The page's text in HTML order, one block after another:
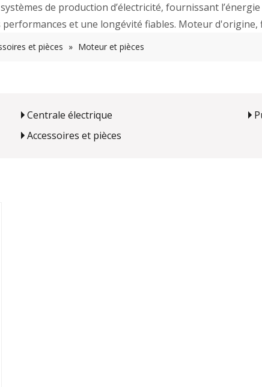
de production d’électricité, fournissant
et une longévité fiables. Moteur
et pièces » Moteur et pièces
Centrale électrique
Accessoires et pièces